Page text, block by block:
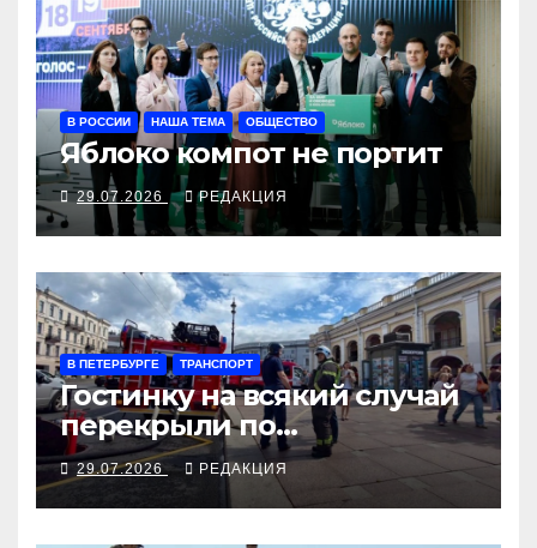
В РОССИИ НАША ТЕМА ОБЩЕСТВО
Яблоко компот не портит
29.07.2026 РЕДАКЦИЯ
В ПЕТЕРБУРГЕ ТРАНСПОРТ
Гостинку на всякий случай
перекрыли по
задымлению
29.07.2026 РЕДАКЦИЯ